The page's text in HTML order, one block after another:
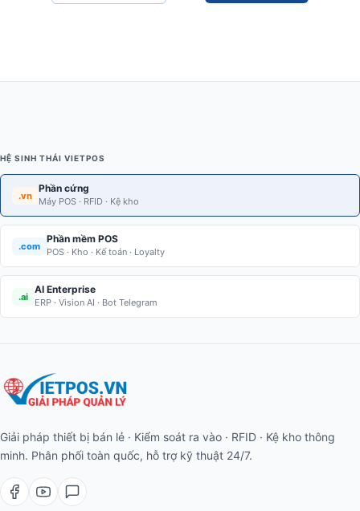
HỆ SINH THÁI VIETPOS
.vn
Phần cứng
Máy POS · RFID · Kệ kho
.com
Phần mềm POS
POS · Kho · Kế toán · Loyalty
.ai
AI Enterprise
ERP · Vision AI · Bot Telegram
Giải pháp thiết bị bán lẻ · Kiểm soát ra vào · RFID · Kệ kho thông
minh. Phân phối toàn quốc, hỗ trợ kỹ thuật 24/7.